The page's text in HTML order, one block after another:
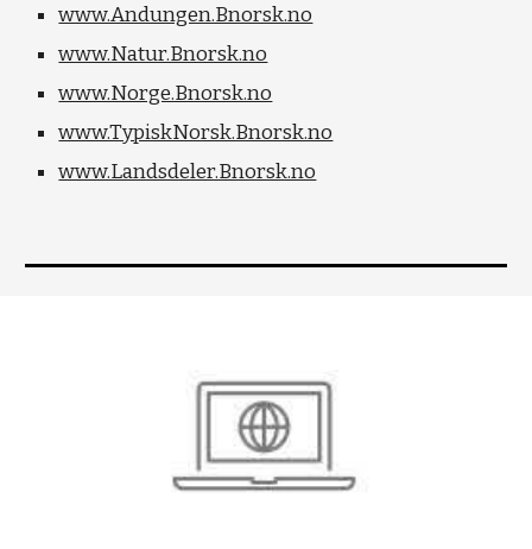
www.Andungen.Bnorsk.no
www.Natur.Bnorsk.no
www.Norge.Bnorsk.no
www.TypiskNorsk.Bnorsk.no
www.Landsdeler.Bnorsk.no